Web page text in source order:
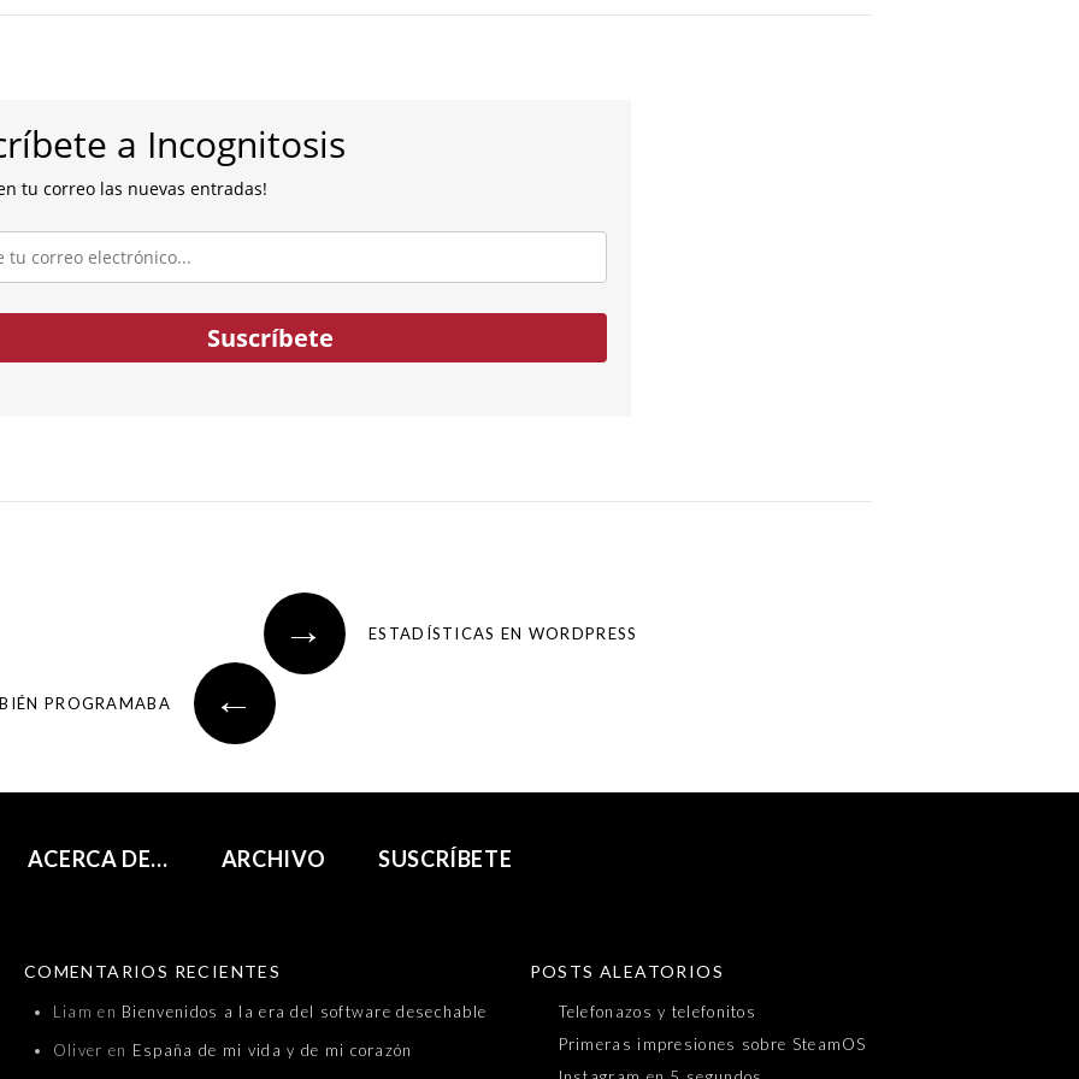
a Incognitosis
tu correo las nuevas entradas!
Suscríbete
→ ESTADÍSTICAS EN WORDPRESS
←
PROGRAMABA
ACERCA DE… ARCHIVO SUSCRÍBETE
COMENTARIOS RECIENTES
Liam en Bienvenidos a la era del software desechable
Oliver en España de mi vida y de mi corazón
POSTS ALEATORIOS
Telefonazos y telefonitos
Primeras impresiones sobre SteamOS